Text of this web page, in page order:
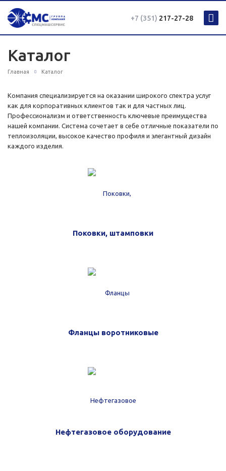
+7 (351) 217-27-28
Каталог
Главная Каталог
Компания специализируется на оказании широкого спектра услуг
как для корпоративных клиентов так и для частных лиц.
Профессионализм и ответственность ключевые преимущества
нашей компании. Система сочетает в себе отличные показатели по
теплоизоляции, высокое качество профиля и элегантный дизайн
каждого изделия.
Поковки, штамповки
Фланцы воротниковые
Нефтегазовое оборудование